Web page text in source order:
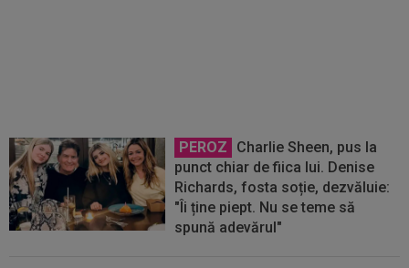
PEROZ
Charlie Sheen, pus la
punct chiar de fiica lui. Denise
Richards, fosta soție, dezvăluie:
"Îi ține piept. Nu se teme să
spună adevărul"